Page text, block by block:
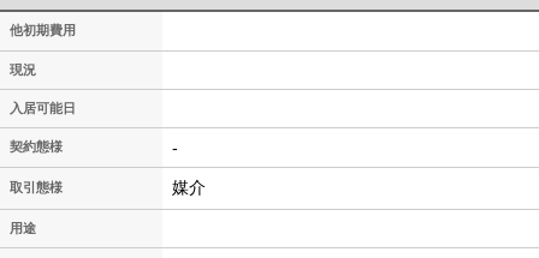
他初期費用
現況
入居可能日
契約態様 -
取引態様 媒介
用途